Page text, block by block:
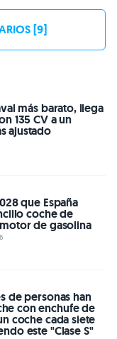
[9]
más barato, llega
135 CV a un
ajustado
que España
coche de
de gasolina
de personas han
con enchufe de
coche cada siete
este "Clase S"